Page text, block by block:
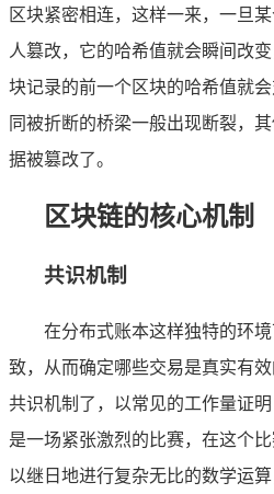
区块紧密相连，这样一来，一旦
人篡改，它的哈希值就会瞬间改
块记录的前一个区块的哈希值就
同被折断的桥梁一般出现断裂，
据被篡改了。
区块链的核心机制
共识机制
在分布式账本这样独特的环
致，从而确定哪些交易是真实有
共识机制了，以常见的工作量证
是一场紧张激烈的比赛，在这个
以继日地进行复杂无比的数学运